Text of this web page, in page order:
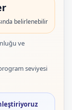
belirlenebilir
ve
seviyesi